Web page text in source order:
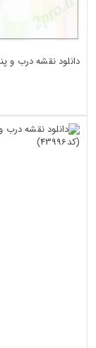
دانلود نقشه درب و